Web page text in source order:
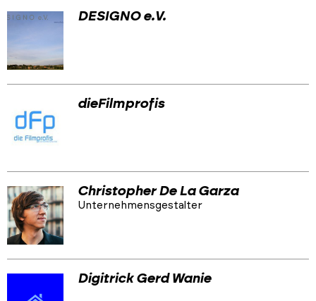
DESIGNO e.V.
dieFilmprofis
Christopher De La Garza
Unternehmensgestalter
Digitrick Gerd Wanie